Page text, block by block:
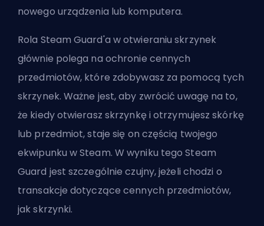
nowego urządzenia lub komputera.
Rola Steam Guard'a w otwieraniu skrzynek
głównie polega na ochronie cennych
przedmiotów, które zdobywasz za pomocą tych
skrzynek. Ważne jest, aby zwrócić uwagę na to,
że kiedy otwierasz skrzynkę i otrzymujesz skórkę
lub przedmiot, staje się on częścią twojego
ekwipunku w Steam. W wyniku tego Steam
Guard jest szczególnie czujny, jeżeli chodzi o
transakcje dotyczące cennych przedmiotów,
jak skrzynki.